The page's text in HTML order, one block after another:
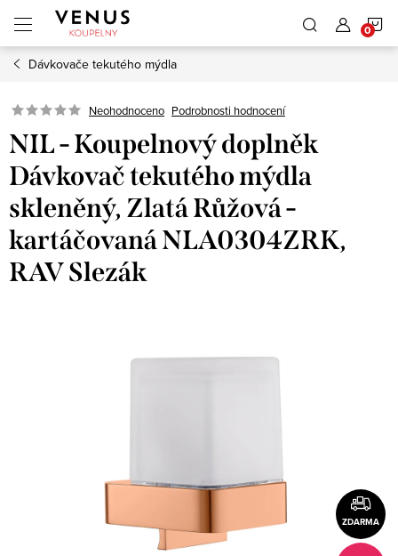
obsah
Dávkovače tekutého mýdla
Neohodnoceno Podrobnosti hodnocení
NIL - Koupelnový doplněk
Dávkovač tekutého mýdla
skleněný, Zlatá Růžová -
kartáčovaná NLA0304ZRK,
RAV Slezák
ZDARMA